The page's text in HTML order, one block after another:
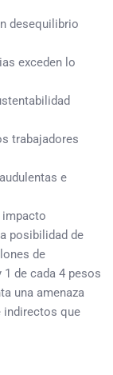
desequilibrio
exceden lo
trabajadores
e
impacto
posibilidad de
de
de cada 4 pesos
una amenaza
indirectos que